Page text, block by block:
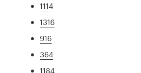
1114
1316
916
364
1184